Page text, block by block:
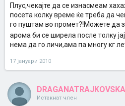
Плус,чекајте да се изнасмеам
посета колку време ќе треба да
го пуштам во промет?!Можете да
арома би се ширела после толку
нема да го личи,ама па многу кг
17 јануари 2010
DRAGANATRAJKOVSKA
Истакнат член